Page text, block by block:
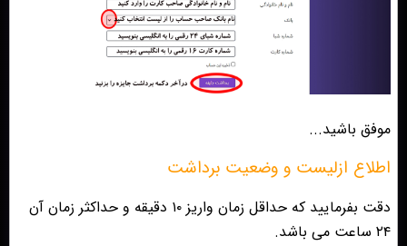
موفق باشید...
اطلاع ازلیست و وضعیت برداشت
دقت بفرمایید که حداقل زمان واریز ۱۰ دقیقه و حداکثر زمان آن
۲۴ ساعت می باشد.